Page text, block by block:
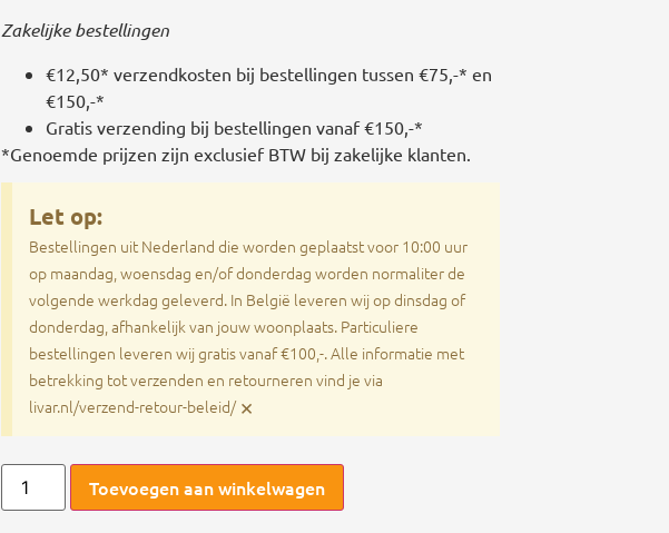
Zakelijke bestellingen
€12,50* verzendkosten bij bestellingen tussen €75,-* en
€150,-*
Gratis verzending bij bestellingen vanaf €150,-*
*Genoemde prijzen zijn exclusief BTW bij zakelijke klanten.
Let op:
Bestellingen uit Nederland die worden geplaatst voor 10:00 uur
op maandag, woensdag en/of donderdag worden normaliter de
volgende werkdag geleverd. In België leveren wij op dinsdag of
donderdag, afhankelijk van jouw woonplaats. Particuliere
bestellingen leveren wij gratis vanaf €100,-. Alle informatie met
betrekking tot verzenden en retourneren vind je via
livar.nl/verzend-retour-beleid/ ×
Toevoegen aan winkelwagen